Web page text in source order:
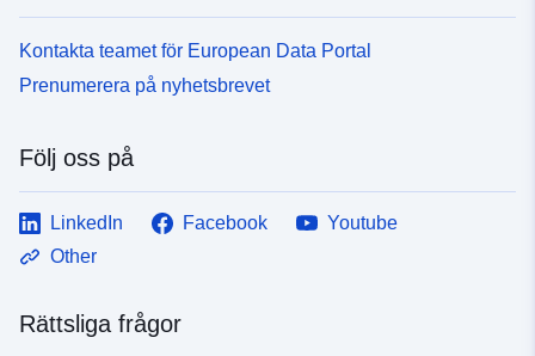
Kontakta teamet för European Data Portal
Prenumerera på nyhetsbrevet
Följ oss på
LinkedIn Facebook
Youtube
Other
Rättsliga frågor